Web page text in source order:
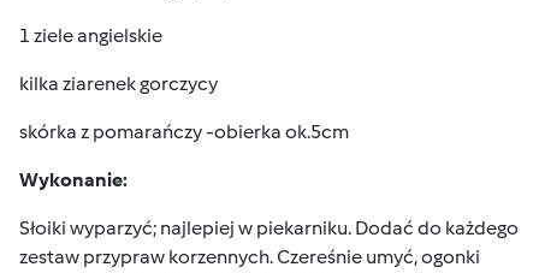
1 ziele angielskie
kilka ziarenek gorczycy
skórka z pomarańczy -obierka ok.5cm
Wykonanie:
Słoiki wyparzyć; najlepiej w piekarniku. Dodać do każdego
zestaw przypraw korzennych. Czereśnie umyć, ogonki